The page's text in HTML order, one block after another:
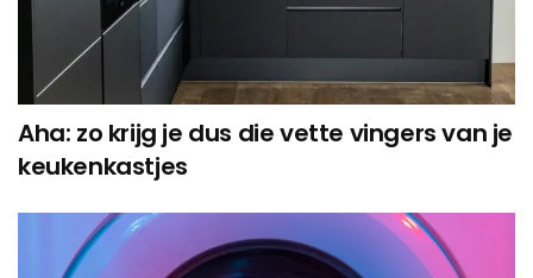
Aha: zo krijg je dus die vette vingers van je
keukenkastjes